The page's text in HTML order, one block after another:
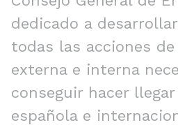
dedicado a
todas las acciones
externa e interna
conseguir hacer
española e